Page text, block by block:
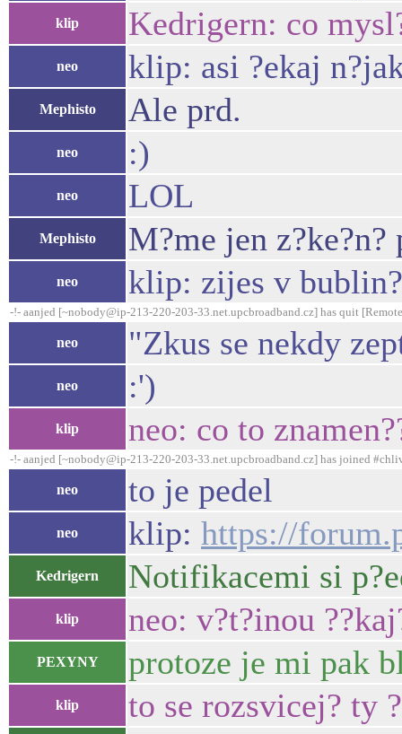
klip Kedrigern: co
neo klip: asi ?ekaj
Mephisto Ale prd.
neo :)
neo LOL
Mephisto M?me jen
neo klip: zijes v
-!- aanjed [~nobody@ip-213-220-203-33.net.upcbroadband.cz] has quit
neo "Zkus se nekdy
neo :')
klip neo: co to
-!- aanjed [~nobody@ip-213-220-203-33.net.upcbroadband.cz] has joined
neo to je pedel
neo klip: https://
Kedrigern Notifikacemi si
klip neo: v?t?inou
PEXYNY protoze je mi pak
klip
to se rozsvicej? ty